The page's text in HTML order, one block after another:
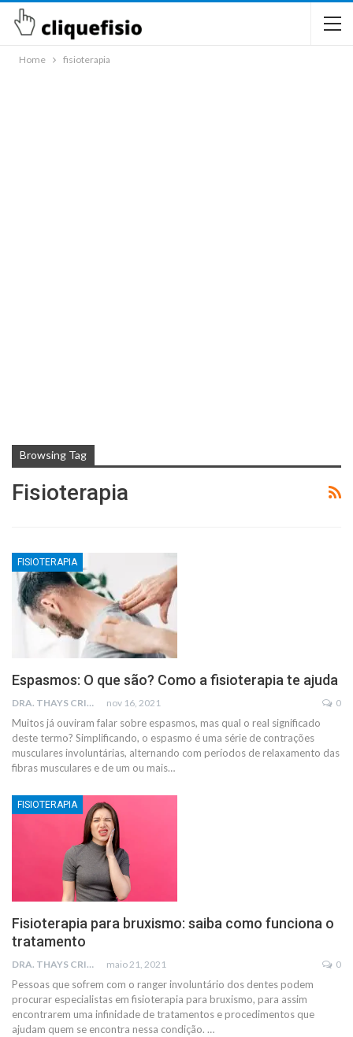
Home fisioterapia
Browsing Tag
Fisioterapia
FISIOTERAPIA
Espasmos: O que são? Como a fisioterapia te ajuda
DRA. THAYS CRISTINA RODRIGUES nov 16, 2021 0
Muitos já ouviram falar sobre espasmos, mas qual o real significado
deste termo? Simplificando, o espasmo é uma série de contrações
musculares involuntárias, alternando com períodos de relaxamento das
fibras musculares e de um ou mais…
FISIOTERAPIA
Fisioterapia para bruxismo: saiba como funciona o
tratamento
DRA. THAYS CRISTINA RODRIGUES maio 21, 2021 0
Pessoas que sofrem com o ranger involuntário dos dentes podem
procurar especialistas em fisioterapia para bruxismo, para assim
encontrarem uma infinidade de tratamentos e procedimentos que
ajudam quem se encontra nessa condição. …